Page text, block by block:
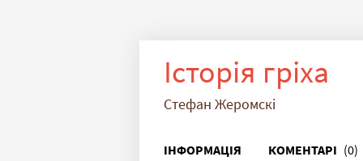
Історія гріха
Стефан Жеромскі
ІНФОРМАЦІЯ КОМЕНТАРІ (0)